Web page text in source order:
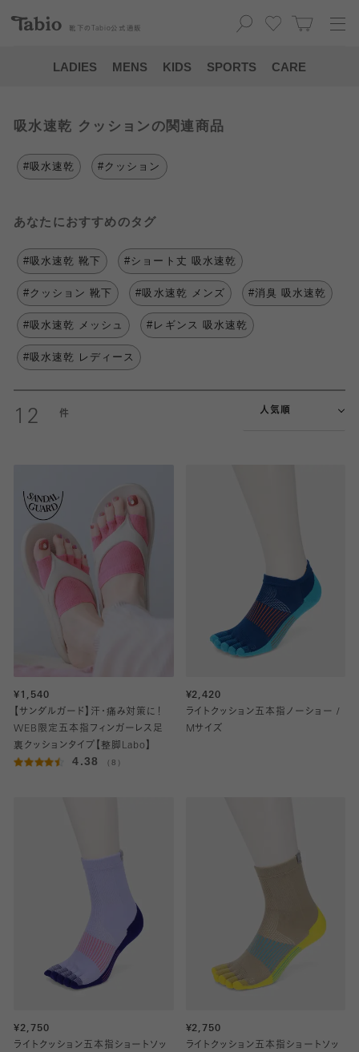
靴下の Tabio 公式通販
LADIES MENS KIDS SPORTS CARE
吸水速乾 クッションの関連商品
#吸水速乾 #クッション
あなたにおすすめのタグ
#吸水速乾 靴下 #ショート丈 吸水速乾
#クッション 靴下 #吸水速乾 メンズ #消臭 吸水速乾
#吸水速乾 メッシュ #レギンス 吸水速乾
#吸水速乾 レディース
12 人気順
¥1,540
【サンダルガード】汗・痛み対策に！
WEB限定五本指フィンガーレス足
裏クッションタイプ【整脚Labo】
4.38 （8）
¥2,420
ライトクッション五本指ノーショー /
Mサイズ
¥2,750
ライトクッション五本指ショートソッ
¥2,750
ライトクッション五本指ショートソッ